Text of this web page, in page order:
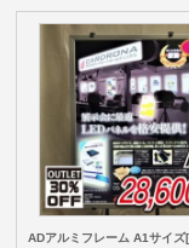
ADアルミフレーム A1サイ